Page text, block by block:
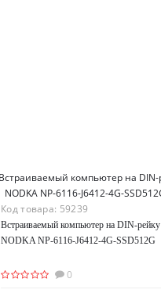
Код товара: 59239
Встраиваемый компьютер на DIN-рейку
NODKA NP-6116-J6412-4G-SSD512G
0